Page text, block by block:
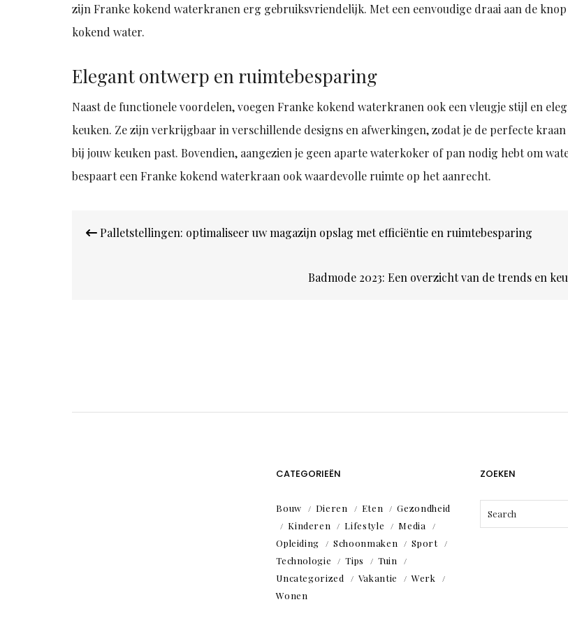
zijn Franke kokend waterkranen erg gebruiksvriendelijk. Met een eenvoudige draai aan de
kokend water.
Elegant ontwerp en ruimtebesparing
Naast de functionele voordelen, voegen Franke kokend waterkranen ook een vleugje stijl en
keuken. Ze zijn verkrijgbaar in verschillende designs en afwerkingen, zodat je de perfecte
bij jouw keuken past. Bovendien, aangezien je geen aparte waterkoker of pan nodig hebt om
bespaart een Franke kokend waterkraan ook waardevolle ruimte op het aanrecht.
navigatie
Palletstellingen: optimaliseer uw magazijn opslag met efficiëntie en ruimtebesparing
Badmode 2023: Een overzicht van de trends en
CATEGORIEËN
Bouw Dieren Eten
Gezondheid
Kinderen
Lifestyle
Media
Opleiding
Schoonmaken
Sport
Technologie
Tips
Tuin
Uncategorized
Vakantie
Werk
Wonen
ZOEKEN